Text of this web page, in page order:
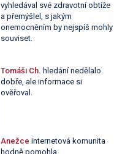
vyhledával své zdravotní obtíže
a přemýšlel, s jakým
onemocněním by nejspíš mohly
souviset.
Tomáši Ch. hledání nedělalo
dobře, ale informace si
ověřoval.
Anežce internetová komunita
hodně pomohla.